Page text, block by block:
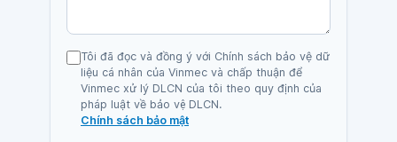
Tôi đã đọc và đồng ý với Chính sách bảo vệ dữ
liệu cá nhân của Vinmec và chấp thuận để
Vinmec xử lý DLCN của tôi theo quy định của
pháp luật về bảo vệ DLCN.
Chính sách bảo mật